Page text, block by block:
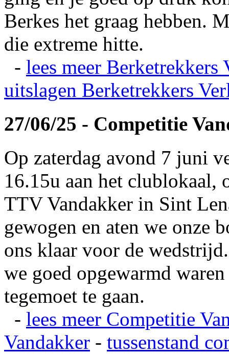
Berkes het graag hebben.
die extreme hitte.
- lees meer Berketrekkers
uitslagen Berketrekkers
27/06/25 - Competitie
Op zaterdag avond 7 juni
16.15u aan het clublokaal,
TTV Vandakker in Sint
gewogen en aten we onze
ons klaar voor de
we goed opgewarmd
tegemoet te gaan.
- lees meer Competitie
Vandakker - tussenstand